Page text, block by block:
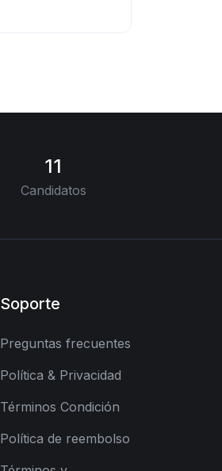
11
Candidatos
Soporte
Preguntas frecuentes
Política & Privacidad
Términos Condición
Política de reembolso